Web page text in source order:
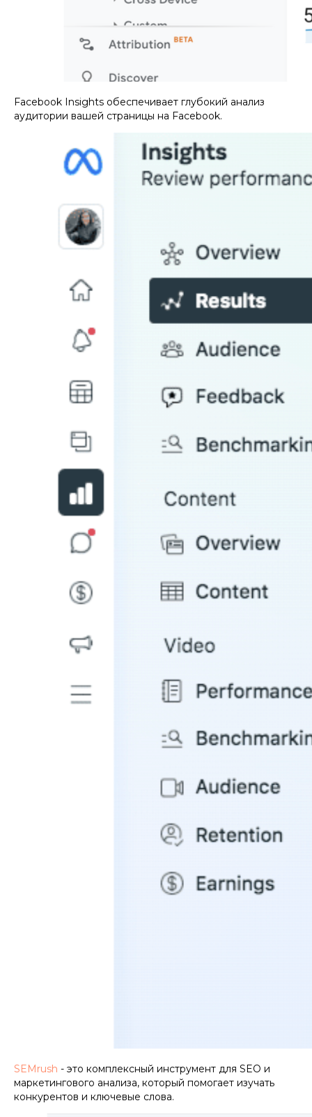
Facebook Insights обеспечивает глубокий анализ
аудитории вашей страницы на Facebook.
SEMrush - это комплексный инструмент для SEO и
маркетингового анализа, который помогает изучать
конкурентов и ключевые слова.